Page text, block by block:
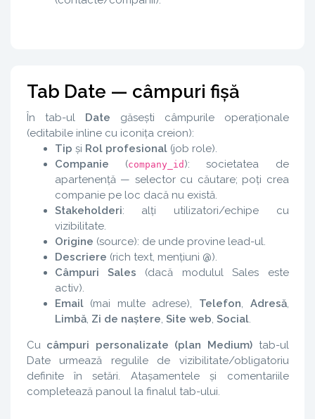
Tab Date — câmpuri fișă
În tab-ul Date găsești câmpurile operaționale
(editabile inline cu iconița creion):
Tip și Rol profesional(job role).
Companie (company_id ): societatea de
apartenență — selector cu căutare; poți crea
companie pe loc dacă nu există.
Stakeholderi: alți utilizatori/echipe cu
vizibilitate.
Origine (source): de unde provine lead-ul.
Descriere (rich text, mențiuni @).
Câmpuri Sales (dacă modulul Sales este
activ).
Email(mai multe adrese), Telefon, Adresă,
Limbă, Zi de naștere, Site web, Social.
Cu câmpuri personalizate (plan Medium)tab-ul
Date urmează regulile de vizibilitate/obligatoriu
definite în setări. Atașamentele și comentariile
completează panoul la finalul tab-ului.